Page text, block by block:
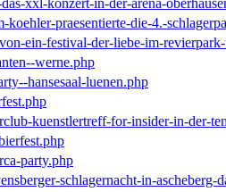
koehler-praesentierte-die-4.-
ein-festival-der-liebe-im-
werne.php
hansesaal-luenen.php
kuenstlertreff-for-insider-in-der-
party.php
schlagernacht-in-ascheberg-